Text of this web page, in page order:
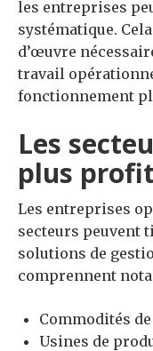
les entreprises
systématique.
d’œuvre
travail
fonctionnement
Les
plus profit
Les entreprises
secteurs peuvent
solutions de
comprennent
Commodités
Usines de